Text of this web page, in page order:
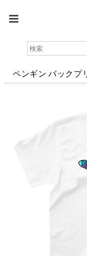
ペンギン バックプ